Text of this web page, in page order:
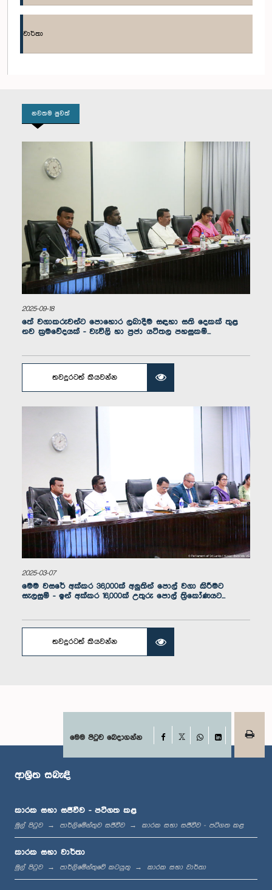
ගරු (ආචාර්ය) වී.එස්. රාධක්‍රිෂ්ණන් මහතා, පා.ම.
සාමාජික
ගරු කේ. සුජිත් සංජය පෙරේරා මහතා, පා.ම.
සාමාජික
වාර්තා
නවතම පුවත්
2025-09-18
තේ වගාකරුවන්ට පොහොර ලබාදීම සඳහා සති දෙකක් තුළ
නව ක්‍රමවේදයක් - වැවිලි හා ප්‍රජා යටිතල පහසුකම්...
තවදුරටත් කියවන්න
2025-03-07
මෙම වසරේ අක්කර 36,000ක් අලුතින් පොල් වගා කිරීමට
සැලසුම් - ඉන් අක්කර 16,000ක් උතුරු පොල් ත්‍රිකෝණයට...
තවදුරටත් කියවන්න
මෙම පිටුව බෙදාගන්න Facebook
WhatsApp
LinkedIn
ආශ්‍රිත සබැඳි
කාරක සභා සජීවීව - පටිගත කළ
මුල් පිටුව පාර්ලිමේන්තුව සජීවීව කාරක සභා සජීවීව - පටිගත කළ
කාරක සභා වාර්තා
මුල් පිටුව පාර්ලිමේන්තුවේ කටයුතු කාරක සභා වාර්තා